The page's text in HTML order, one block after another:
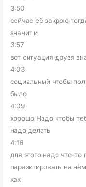
3:50
сейчас её закрою
значит и
3:57
вот ситуация друзя
4:03
социальный чтобы
было
4:09
хорошо Надо чтобы
надо делать
4:16
для этого надо что-
паразитировать на
как